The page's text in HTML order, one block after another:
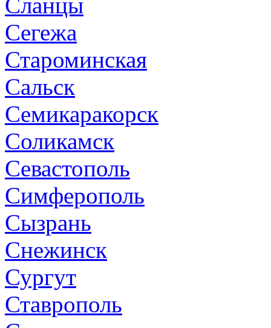
Сегежа
Староминская
Сальск
Семикаракорск
Соликамск
Севастополь
Симферополь
Сызрань
Снежинск
Сургут
Ставрополь